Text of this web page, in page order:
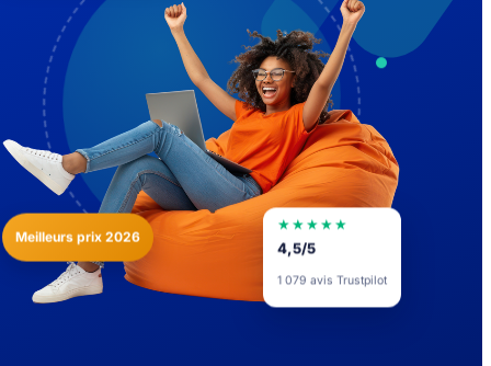
Meilleurs prix 2026
★★★★★
4,5/5
1 079 avis Trustpilot